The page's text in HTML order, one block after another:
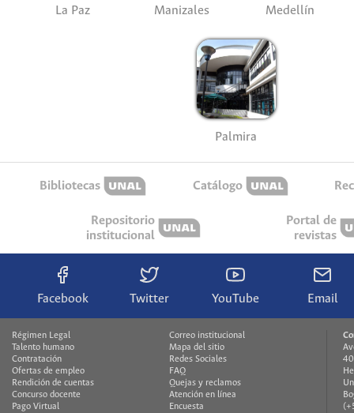
La Paz Manizales Medellín
Palmira
Bibliotecas Catálogo
Repositorio
institucional
Portal de
revistas
Facebook Twitter YouTube Email
Régimen Legal
Talento humano
Contratación
Ofertas de empleo
Rendición de cuentas
Concurso docente
Pago Virtual
Correo institucional
Mapa del sitio
Redes Sociales
FAQ
Quejas y reclamos
Atención en línea
Encuesta